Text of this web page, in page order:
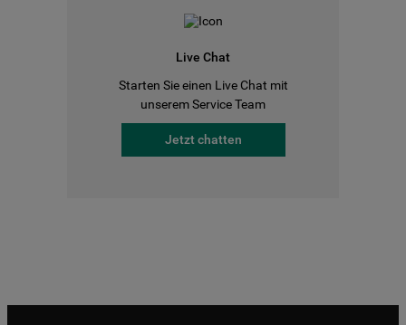
Live Chat
Starten Sie einen Live Chat mit
unserem Service Team
Jetzt chatten